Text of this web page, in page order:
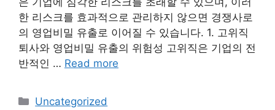
한 리스크를 효과적으로 관리하지 않으면 경쟁사로
의 영업비밀 유출로 이어질 수 있습니다. 1. 고위직
퇴사와 영업비밀 유출의 위험성 고위직은 기업의 전
반적인 … Read more
Categories
Uncategorized